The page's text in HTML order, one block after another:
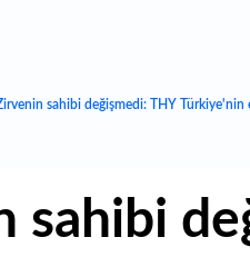
sahibi değişmedi: THY Türkiye'nin
sahibi